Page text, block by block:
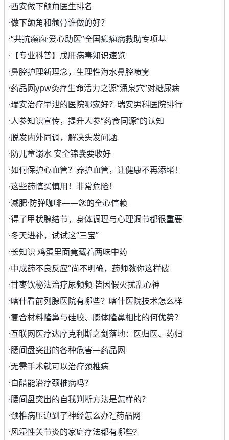
·西安做下颌角医生排名
·做下颌角和颧骨谁做的好？
·“共抗癫痫·爱心助医”全国癫痫病救助专项基
· 【专业科普】戊肝病毒知识速览
·鼻腔护理新理念，生理性海水鼻腔喷雾
·药品网ypw灸疗生命活力之源“涌泉穴”对糖尿病
·瑞安治疗早泄的医院哪家好？瑞安男科医院排行
·人参知识宣传，提升人参“药食同源”的认知
·脱发内外同调，解决头发问题
·防儿童溺水 安全锦囊要收好
·如何保护心血管？养护血管，让健康不再添堵！
·这些药慎买慎用！非常危险！
·减肥·防弹咖啡——您的全心信赖
·得了甲状腺结节，身体调理与心理调节都很重要
·冬天进补，试试这“三宝”
·长知识 鸡蛋里面竟藏着两味中药
·中成药不良反应“尚不明确，药师教你这样破
·甘枣饮秘法治疗尿频频 皆因假火扰乱心神
·喀什看前列腺医院有哪些？喀什医院技术怎么样
·复合材料隆鼻与硅胶、膨体隆鼻相比的何优势？
·互联网医疗达摩克利斯之剑落地：医归医、药归
·腰间盘突出的各种危害—药品网
·无需手术就可以治疗颈椎病
·白醋能治疗颈椎病吗？
·腰间盘突出的自我判断方法是怎样的？
·颈椎病压迫到了神经怎么办?_药品网
·风湿性关节炎的家庭疗法都有哪些?